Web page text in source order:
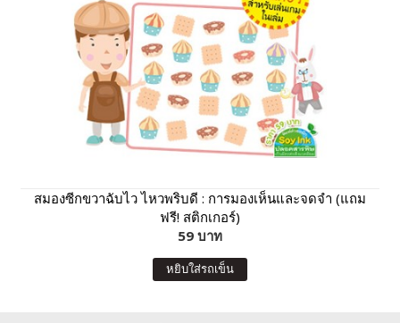
สมองซีกขวาฉับไว ไหวพริบดี : การมองเห็นและจดจำ (แถม
ฟรี! สติกเกอร์)
59 บาท
หยิบใส่รถเข็น